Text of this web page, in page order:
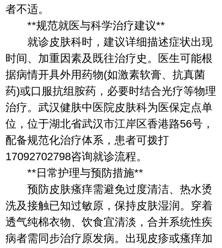
者不适。
**规范就医与科学治疗建议**
就诊皮肤科时，建议详细描述症状出现
时间、加重因素及既往治疗史。医生可能根
据病情开具外用药物(如激素软膏、抗真菌
药)或口服抗组胺药，必要时结合光疗等物理
治疗。武汉健肤中医院皮肤科为医保定点单
位，位于湖北省武汉市江岸区香港路56号，
配备规范化治疗体系，患者可拨打
17092702798咨询就诊流程。
**日常护理与预防措施**
预防皮肤瘙痒需避免过度清洁、热水烫
洗及接触已知过敏原，保持皮肤湿润。穿着
透气纯棉衣物、饮食宜清淡，合并系统性疾
病者需同步治疗原发病。出现皮疹或瘙痒加